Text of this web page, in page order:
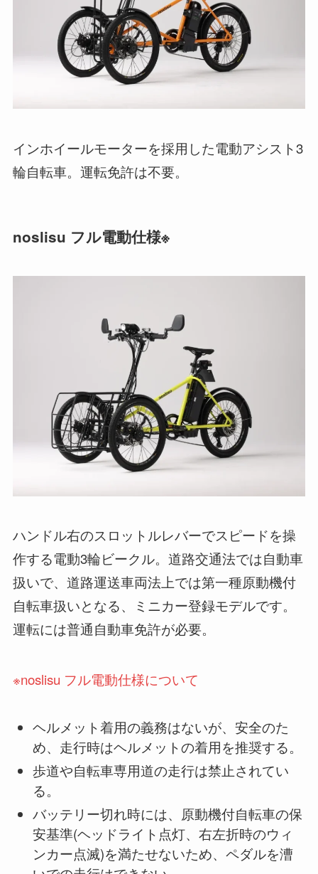
​インホイールモーターを採用した電動アシスト3
輪自転車。運転免許は不要。
noslisu フル電動仕様※
ハンドル右のスロットルレバーでスピードを操
作する電動3輪ビークル。道路交通法では自動車
扱いで、道路運送車両法上では第一種原動機付
自転車扱いとなる、ミニカー登録モデルです。
運転には普通自動車免許が必要。
※noslisu フル電動仕様について
ヘルメット着用の義務はないが、安全のた
め、走行時はヘルメットの着用を推奨する。
歩道や自転車専用道の走行は禁止されてい
る。
バッテリー切れ時には、原動機付自転車の保
安基準(ヘッドライト点灯、右左折時のウィ
ンカー点滅)を満たせないため、ペダルを漕